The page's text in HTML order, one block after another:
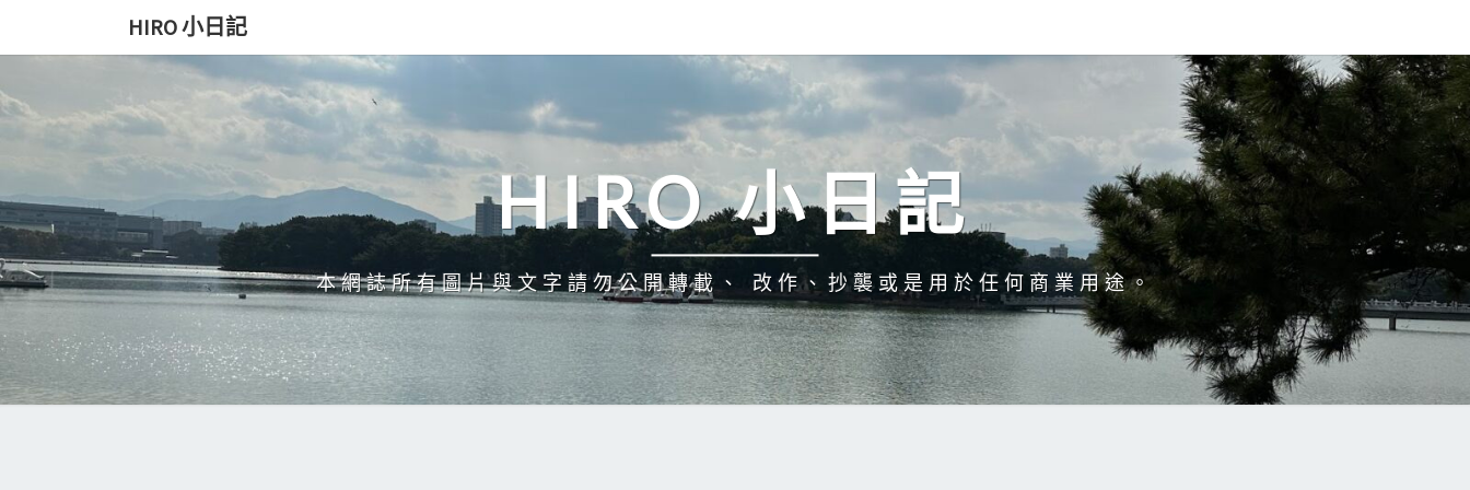
to
HIRO 小日記
HIRO 小日記
本網誌所有圖片與文字請勿公開轉載、 改作、抄襲或是用於任何商業用途。